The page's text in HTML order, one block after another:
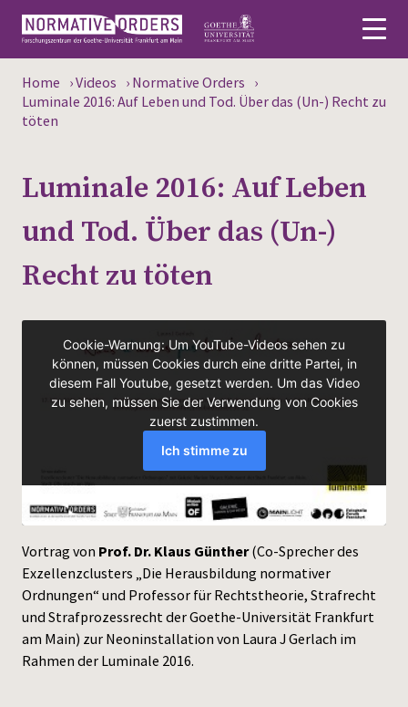
Deutsch
News
Persons
Research
Events
Publications
Media
Home ›Videos › Normative Orders ›
Luminale 2016: Auf Leben und Tod. Über das (Un-) Recht zu
töten
Luminale 2016: Auf Leben
und Tod. Über das (Un-)
Recht zu töten
Vortrag von Prof. Dr. Klaus Günther(Co-Sprecher des
Exzellenzclusters „Die Herausbildung normativer
Ordnungen“ und Professor für Rechtstheorie, Strafrecht
und Strafprozessrecht der Goethe-Universität Frankfurt
am Main) zur Neoninstallation von Laura J Gerlach im
Rahmen der Luminale 2016.